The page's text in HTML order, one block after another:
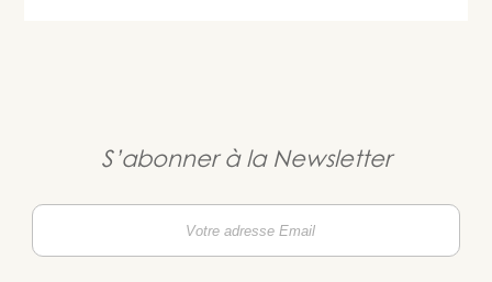
S’abonner à la Newsletter